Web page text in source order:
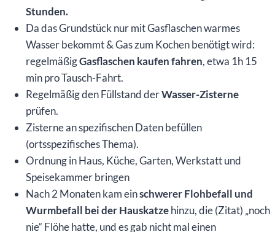
Stunden.
Da das Grundstück nur mit Gasflaschen warmes
Wasser bekommt & Gas zum Kochen benötigt wird:
regelmäßigGasflaschen kaufen fahren, etwa 1h 15
min pro Tausch-Fahrt.
Regelmäßig den Füllstand derWasser-Zisterne
prüfen.
Zisterne an spezifischen Daten befüllen
(ortsspezifisches Thema).
Ordnung in Haus, Küche, Garten, Werkstatt und
Speisekammer bringen
Nach 2 Monaten kam einschwerer Flohbefall und
Wurmbefall bei der Hauskatzehinzu, die (Zitat) „noch
nie“ Flöhe hatte, und es gab nicht mal einen